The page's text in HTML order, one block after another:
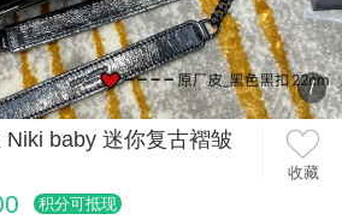
/
baby 迷你复古褶皱
收藏
积分可抵现